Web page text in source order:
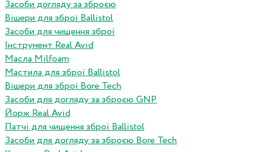
Засоби догляду за зброєю
Вішери для зброї Ballistol
Засоби для чищення зброї
Інструмент Real Avid
Масла Milfoam
Мастила для зброї Ballistol
Вішери для зброї Bore Tech
Засоби для догляду за зброєю GNP
Йорж Real Avid
Патчі для чищення зброї Ballistol
Засоби для догляду за зброєю Bore Tech